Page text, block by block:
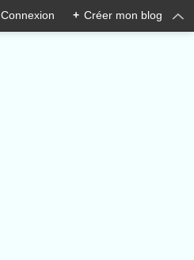
Connexion + Créer mon blog